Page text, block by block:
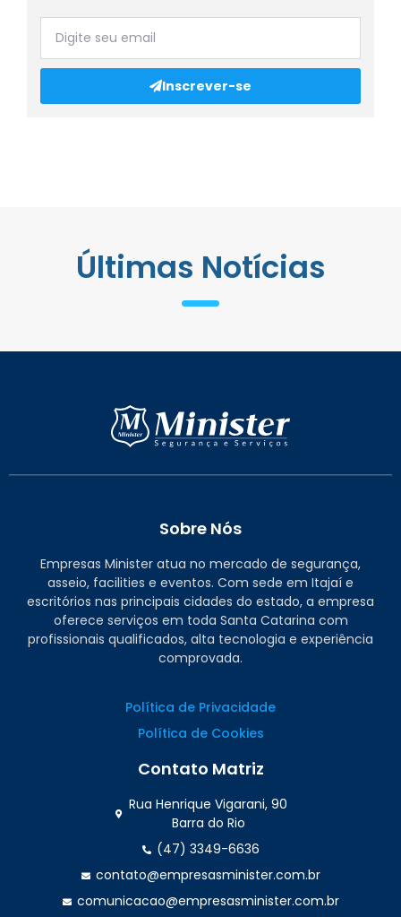
Inscrever-se
Últimas Notícias
Sobre Nós
Empresas Minister atua no mercado de segurança,
asseio, facilities e eventos. Com sede em Itajaí e
escritórios nas principais cidades do estado, a empresa
oferece serviços em toda Santa Catarina com
profissionais qualificados, alta tecnologia e experiência
comprovada.
Política de Privacidade
Política de Cookies
Contato Matriz
Rua Henrique Vigarani, 90
Barra do Rio
(47) 3349-6636
contato@empresasminister.com.br
comunicacao@empresasminister.com.br